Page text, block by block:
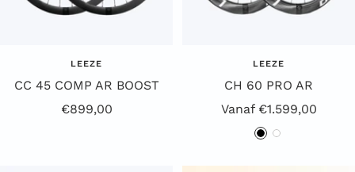
LEEZE
CC 45 COMP AR BOOST
Aanbiedingsprijs
€899,00
LEEZE
CH 60 PRO AR
Aanbiedingsprijs
Vanaf €1.599,00
Z W